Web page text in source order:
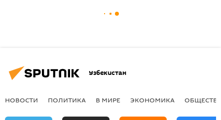
Узбекистан
НОВОСТИ ПОЛИТИКА В МИРЕ ЭКОНОМИКА